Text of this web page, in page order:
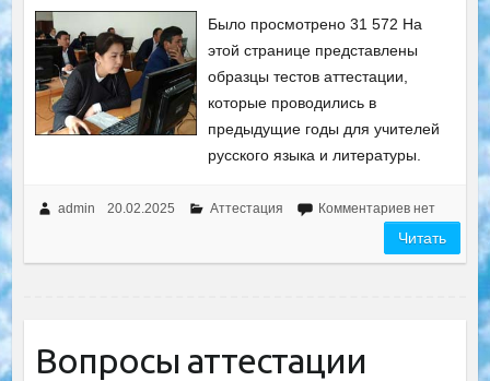
Было просмотрено 31 572 На
этой странице представлены
образцы тестов аттестации,
которые проводились в
предыдущие годы для учителей
русского языка и литературы.
admin 20.02.2025 Аттестация Комментариев нет
Читать
Вопросы аттестации